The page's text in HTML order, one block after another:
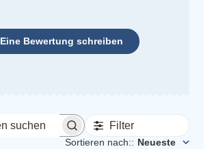
Eine Bewertung schreiben
Bewertungen
Filter
Sortieren nach:: Neueste